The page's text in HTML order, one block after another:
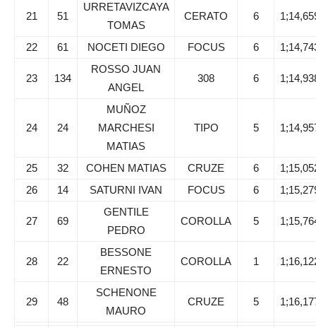
21 51
URRETAVIZCAYA
TOMAS
CERATO 6
22 61 NOCETI DIEGO FOCUS 6
23 134
ROSSO JUAN
ANGEL
308 6
24 24
MUÑOZ
MARCHESI
MATIAS
TIPO 5
25 32 COHEN MATIAS CRUZE 6
26
14 SATURNI IVAN FOCUS 6
27 69
GENTILE
PEDRO
COROLLA 5
28 22
BESSONE
ERNESTO
COROLLA 1
29 48
SCHENONE
MAURO
CRUZE 5